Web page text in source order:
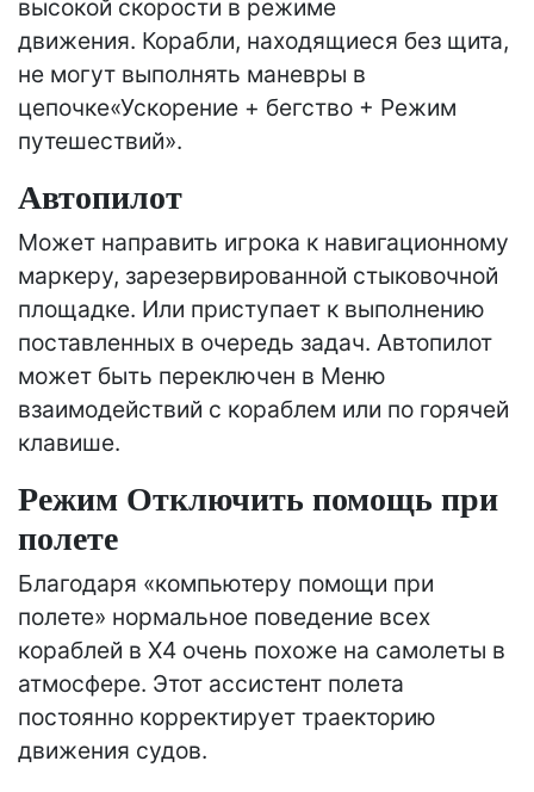
высокой скорости в режиме
движения. Корабли, находящиеся без щита,
не могут выполнять маневры в
цепочке«Ускорение + бегство + Режим
путешествий».
Автопилот
Может направить игрока к навигационному
маркеру, зарезервированной стыковочной
площадке. Или приступает к выполнению
поставленных в очередь задач. Автопилот
может быть переключен в Меню
взаимодействий с кораблем или по горячей
клавише.
Режим Отключить помощь при
полете
Благодаря «компьютеру помощи при
полете» нормальное поведение всех
кораблей в X4 очень похоже на самолеты в
атмосфере. Этот ассистент полета
постоянно корректирует траекторию
движения судов.